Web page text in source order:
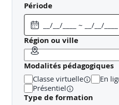
Définition des scénarios d’usage
Saisie des données :
ACV dynamique
Notions d’impact
ETUDE DE CAS EN SOUS
Jour 2 : Partie pratique et
ETUDE DE CAS APPROFONDIE
Dossier technique RE2020
Période
Région ou ville
Modalités pédagogiques
Classe virtuelle En
Présentiel
Type de formation